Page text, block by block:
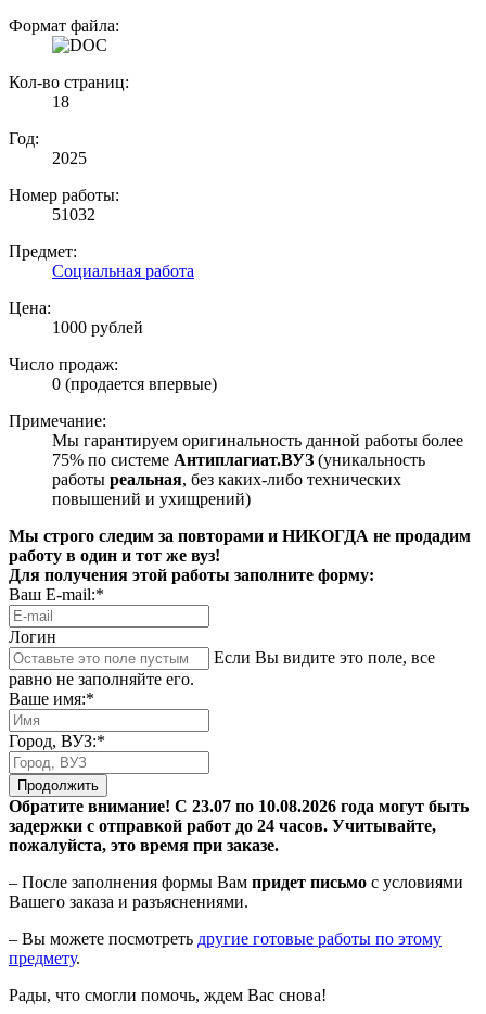
Формат файла:
Кол-во страниц:
18
Год:
2025
Номер работы:
51032
Предмет:
Социальная работа
Цена:
1000 рублей
Число продаж:
0 (продается впервые)
Примечание:
Мы гарантируем оригинальность данной работы более
75% по системе Антиплагиат.ВУЗ (уникальность
работы реальная, без каких-либо технических
повышений и ухищрений)
Мы строго следим за повторами и НИКОГДА не продадим
работу в один и тот же вуз!
Для получения этой работы заполните форму:
Ваш E-mail:*
Логин
Если Вы видите это поле, все
равно не заполняйте его.
Ваше имя:*
Город, ВУЗ:*
Продолжить
Обратите внимание! С 23.07 по 10.08.2026 года могут быть
задержки с отправкой работ до 24 часов. Учитывайте,
пожалуйста, это время при заказе.
– После заполнения формы Вам придет письмо с условиями
Вашего заказа и разъяснениями.
– Вы можете посмотреть другие готовые работы по этому
предмету.
Рады, что смогли помочь, ждем Вас снова!